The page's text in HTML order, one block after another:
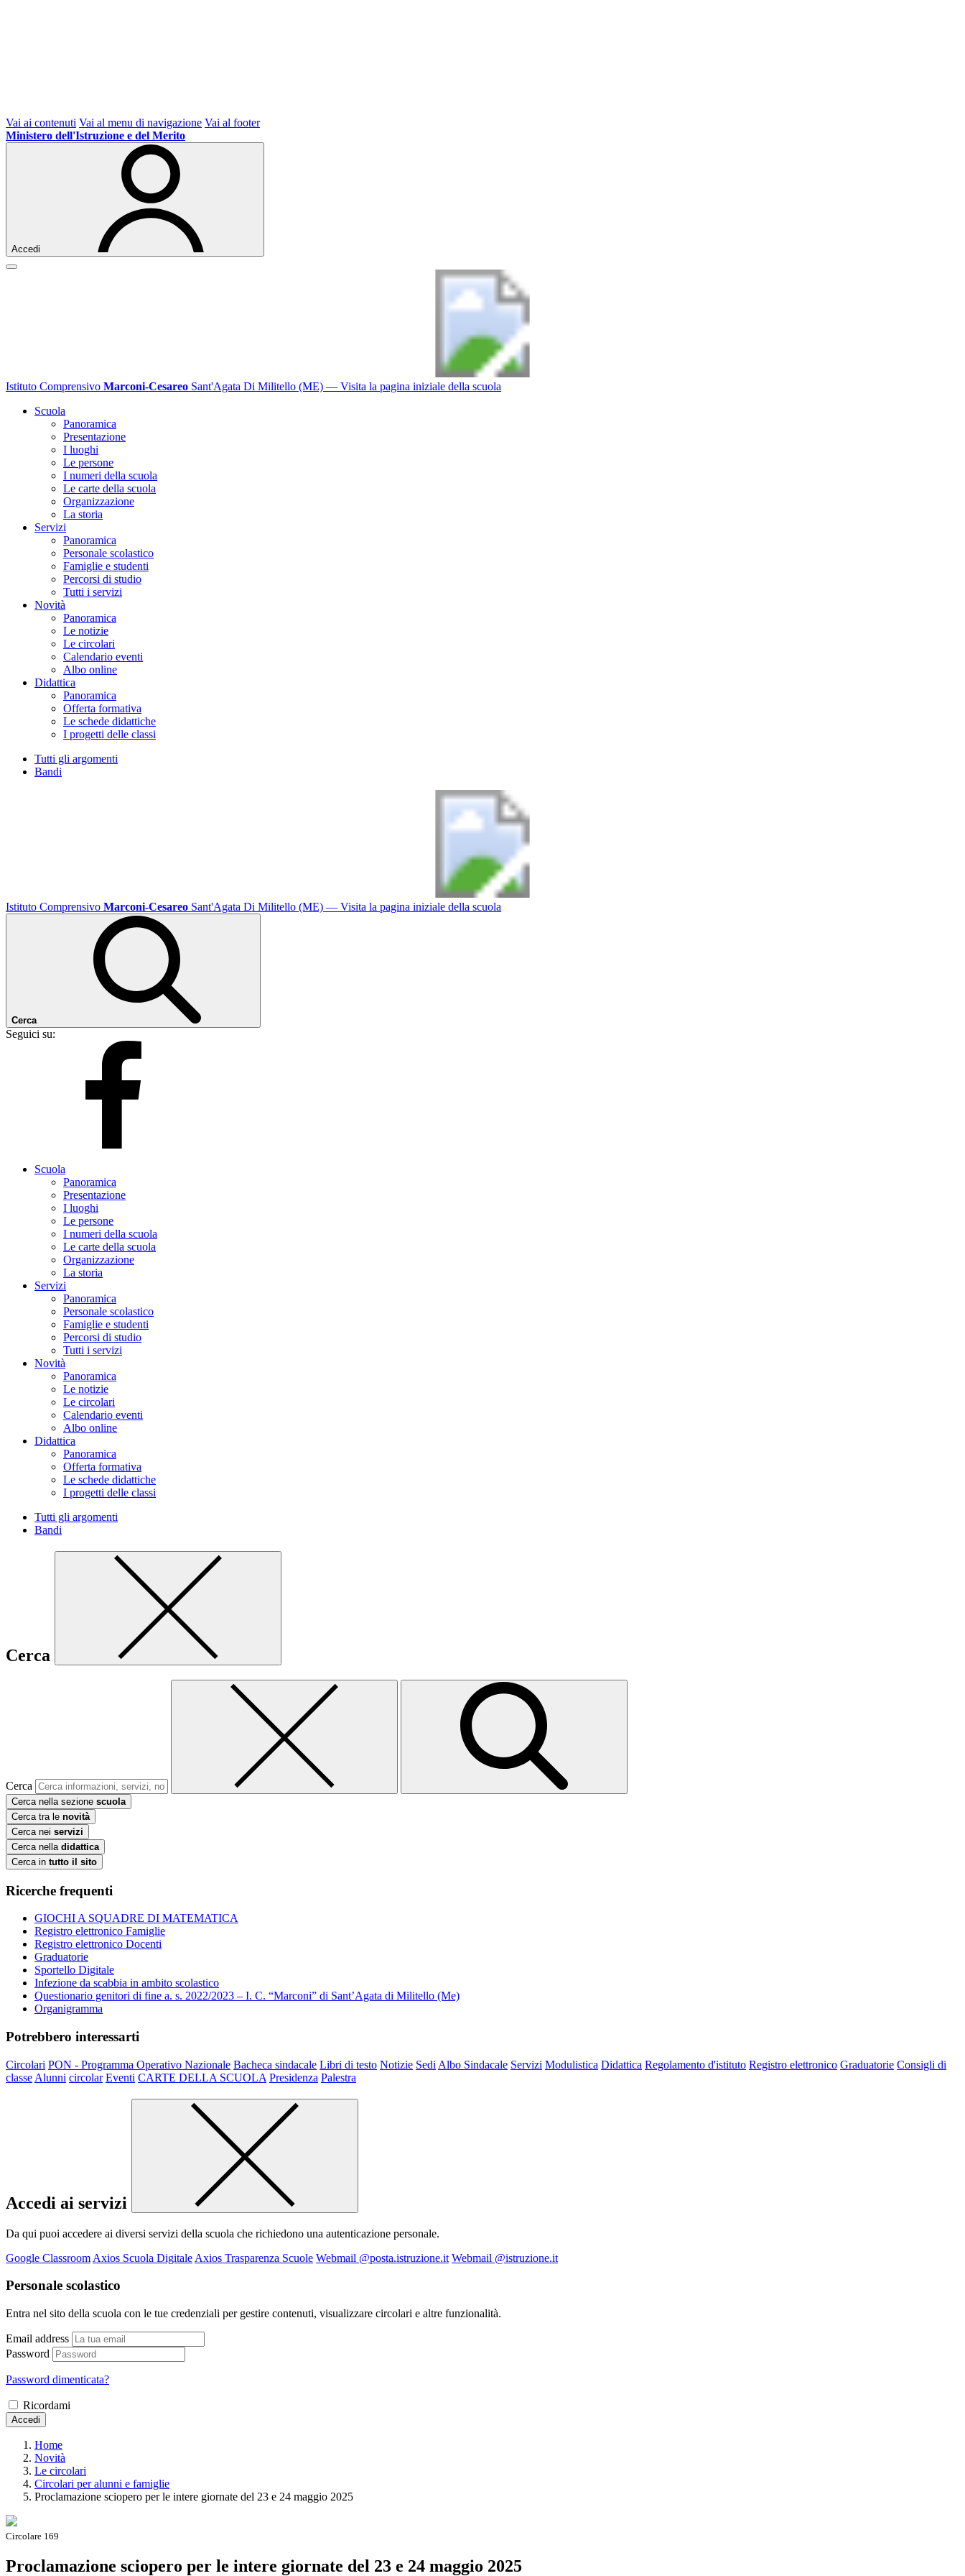
Vai ai contenuti Vai al menu di navigazione Vai al footer
Ministero dell'Istruzione e del Merito
Accedi
Istituto Comprensivo Marconi-Cesareo Sant'Agata Di Militello (ME) — Visita la pagina iniziale della scuola
Scuola
Panoramica
Presentazione
I luoghi
Le persone
I numeri della scuola
Le carte della scuola
Organizzazione
La storia
Servizi
Panoramica
Personale scolastico
Famiglie e studenti
Percorsi di studio
Tutti i servizi
Novità
Panoramica
Le notizie
Le circolari
Calendario eventi
Albo online
Didattica
Panoramica
Offerta formativa
Le schede didattiche
I progetti delle classi
Tutti gli argomenti
Bandi
Istituto Comprensivo Marconi-Cesareo Sant'Agata Di Militello (ME) — Visita la pagina iniziale della scuola
Cerca
Seguici su:
Scuola
Panoramica
Presentazione
I luoghi
Le persone
I numeri della scuola
Le carte della scuola
Organizzazione
La storia
Servizi
Panoramica
Personale scolastico
Famiglie e studenti
Percorsi di studio
Tutti i servizi
Novità
Panoramica
Le notizie
Le circolari
Calendario eventi
Albo online
Didattica
Panoramica
Offerta formativa
Le schede didattiche
I progetti delle classi
Tutti gli argomenti
Bandi
Cerca
Cerca
Cerca nella sezione scuola
Cerca tra le novità
Cerca nei servizi
Cerca nella didattica
Cerca in tutto il sito
Ricerche frequenti
GIOCHI A SQUADRE DI MATEMATICA
Registro elettronico Famiglie
Registro elettronico Docenti
Graduatorie
Sportello Digitale
Infezione da scabbia in ambito scolastico
Questionario genitori di fine a. s. 2022/2023 – I. C. “Marconi” di Sant’Agata di Militello (Me)
Organigramma
Potrebbero interessarti
Circolari PON - Programma Operativo Nazionale Bacheca sindacale Libri di testo Notizie Sedi Albo Sindacale Servizi Modulistica Didattica Regolamento d'istituto Registro elettronico Graduatorie Consigli di
classe Alunni circolar Eventi CARTE DELLA SCUOLA Presidenza Palestra
Accedi ai servizi
Da qui puoi accedere ai diversi servizi della scuola che richiedono una autenticazione personale.
Google Classroom Axios Scuola Digitale Axios Trasparenza Scuole Webmail @posta.istruzione.it Webmail @istruzione.it
Personale scolastico
Entra nel sito della scuola con le tue credenziali per gestire contenuti, visualizzare circolari e altre funzionalità.
Email address
Password
Password dimenticata?
Ricordami
Accedi
Home
Novità
Le circolari
Circolari per alunni e famiglie
Proclamazione sciopero per le intere giornate del 23 e 24 maggio 2025
Circolare 169
Proclamazione sciopero per le intere giornate del 23 e 24 maggio 2025